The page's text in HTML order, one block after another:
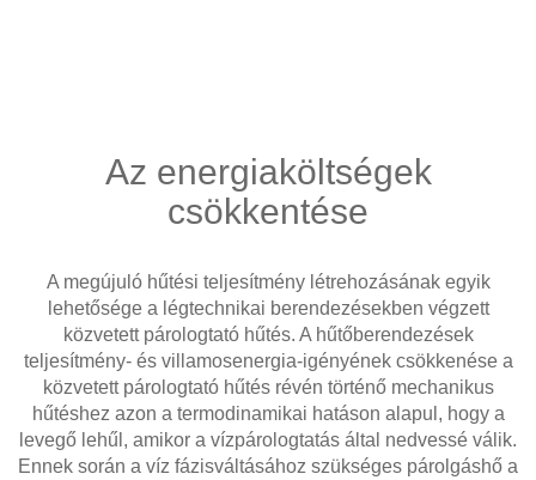
Az energiaköltségek
csökkentése
A megújuló hűtési teljesítmény létrehozásának egyik
lehetősége a légtechnikai berendezésekben végzett
közvetett párologtató hűtés. A hűtőberendezések
teljesítmény- és villamosenergia-igényének csökkenése a
közvetett párologtató hűtés révén történő mechanikus
hűtéshez azon a termodinamikai hatáson alapul, hogy a
levegő lehűl, amikor a vízpárologtatás által nedvessé válik.
Ennek során a víz fázisváltásához szükséges párolgáshő a